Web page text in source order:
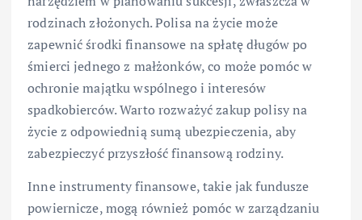
rodzinach złożonych. Polisa na życie może
zapewnić środki finansowe na spłatę długów po
śmierci jednego z małżonków, co może pomóc w
ochronie majątku wspólnego i interesów
spadkobierców. Warto rozważyć zakup polisy na
życie z odpowiednią sumą ubezpieczenia, aby
zabezpieczyć przyszłość finansową rodziny.
Inne instrumenty finansowe, takie jak fundusze
powiernicze, mogą również pomóc w zarządzaniu